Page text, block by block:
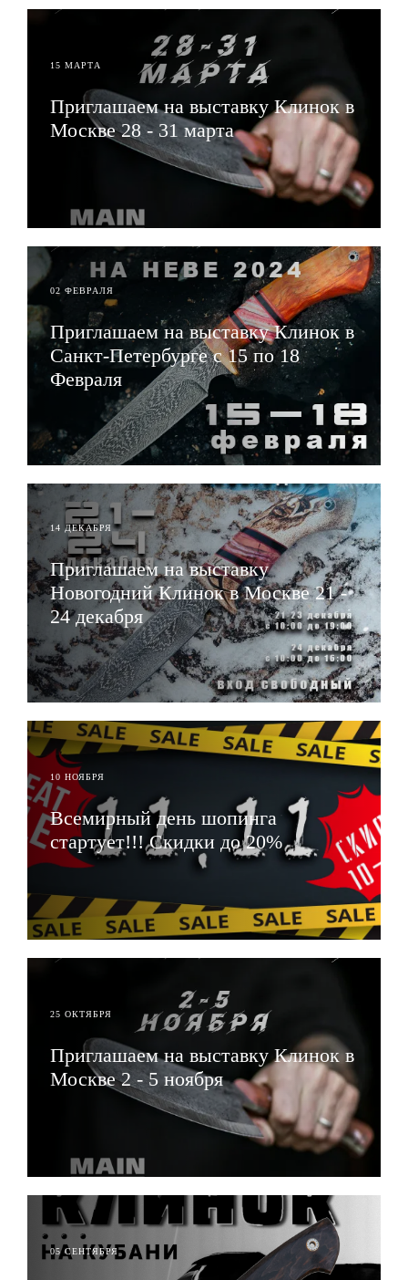
15 МАРТА
Приглашаем на выставку Клинок в
Москве 28 - 31 марта
02 ФЕВРАЛЯ
Приглашаем на выставку Клинок в
Санкт-Петербурге с 15 по 18
Февраля
ЧИТАТЬ
14 ДЕКАБРЯ
Приглашаем на выставку
Новогодний Клинок в Москве 21 -
24 декабря
ЧИТАТЬ
10 НОЯБРЯ
Всемирный день шопинга
стартует!!! Скидки до 20%
ЧИТАТЬ
25 ОКТЯБРЯ
Приглашаем на выставку Клинок в
Москве 2 - 5 ноября
05 СЕНТЯБРЯ